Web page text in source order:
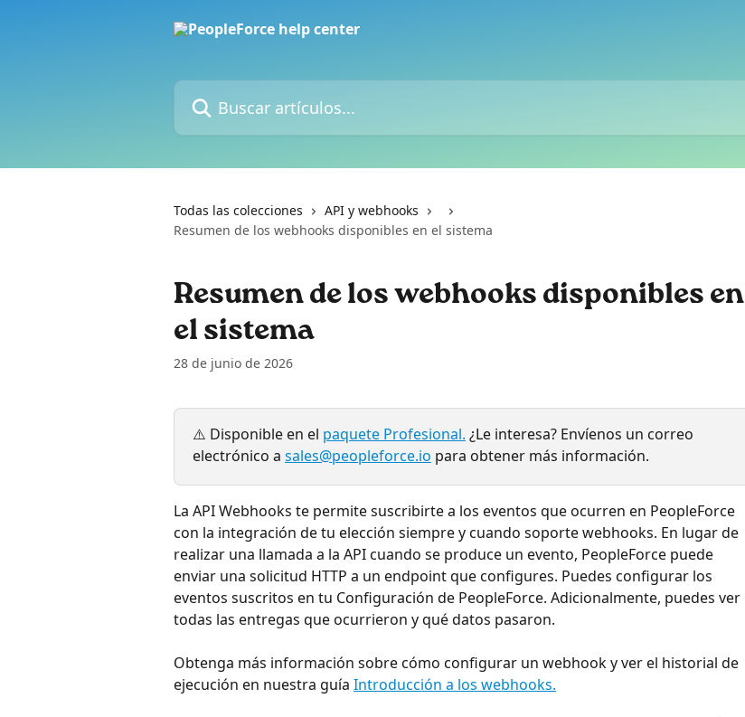
Buscar artículos...
Todas las colecciones
API y webhooks
Resumen de los webhooks disponibles en el sistema
Resumen de los webhooks disponibles en
el sistema
28 de junio de 2026
⚠️ Disponible en el paquete Profesional. ¿Le interesa? Envíenos un correo
electrónico a sales@peopleforce.io para obtener más información.
La API Webhooks te permite suscribirte a los eventos que ocurren en PeopleForce
con la integración de tu elección siempre y cuando soporte webhooks. En lugar de
realizar una llamada a la API cuando se produce un evento, PeopleForce puede
enviar una solicitud HTTP a un endpoint que configures. Puedes configurar los
eventos suscritos en tu Configuración de PeopleForce. Adicionalmente, puedes ver
todas las entregas que ocurrieron y qué datos pasaron.
Obtenga más información sobre cómo configurar un webhook y ver el historial de
ejecución en nuestra guía Introducción a los webhooks.